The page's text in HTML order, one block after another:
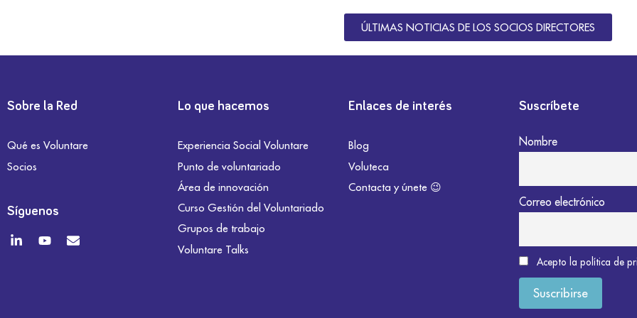
ÚLTIMAS NOTICIAS DE LOS SOCIOS DIRECTORES
Sobre la Red
Qué es Voluntare
Socios
Síguenos
Lo que hacemos
Experiencia Social Voluntare
Punto de voluntariado
Área de innovación
Curso Gestión del Voluntariado
Grupos de trabajo
Voluntare Talks
Enlaces de interés
Blog
Voluteca
Contacta y únete 😉
Suscríbete
Nombre
Correo electrónico
Acepto la política de